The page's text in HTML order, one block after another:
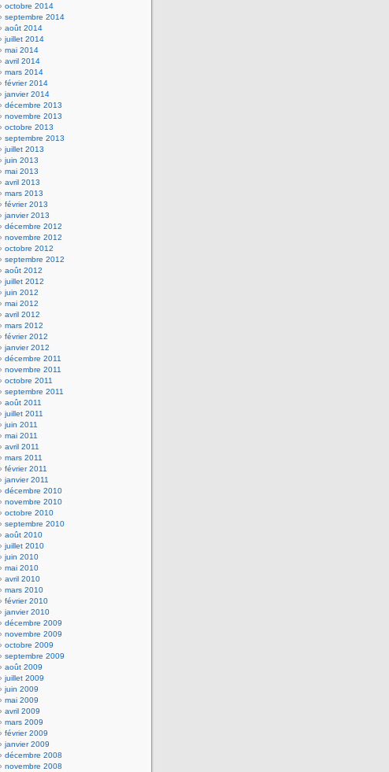
octobre 2014
septembre 2014
août 2014
juillet 2014
mai 2014
avril 2014
mars 2014
février 2014
janvier 2014
décembre 2013
novembre 2013
octobre 2013
septembre 2013
juillet 2013
juin 2013
mai 2013
avril 2013
mars 2013
février 2013
janvier 2013
décembre 2012
novembre 2012
octobre 2012
septembre 2012
août 2012
juillet 2012
juin 2012
mai 2012
avril 2012
mars 2012
février 2012
janvier 2012
décembre 2011
novembre 2011
octobre 2011
septembre 2011
août 2011
juillet 2011
juin 2011
mai 2011
avril 2011
mars 2011
février 2011
janvier 2011
décembre 2010
novembre 2010
octobre 2010
septembre 2010
août 2010
juillet 2010
juin 2010
mai 2010
avril 2010
mars 2010
février 2010
janvier 2010
décembre 2009
novembre 2009
octobre 2009
septembre 2009
août 2009
juillet 2009
juin 2009
mai 2009
avril 2009
mars 2009
février 2009
janvier 2009
décembre 2008
novembre 2008